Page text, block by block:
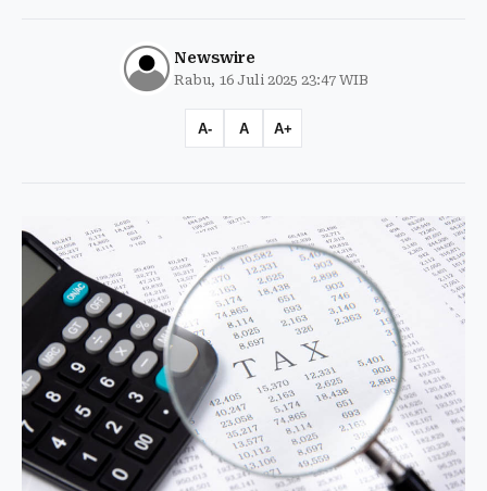
Newswire
Rabu, 16 Juli 2025 23:47 WIB
A- A A+